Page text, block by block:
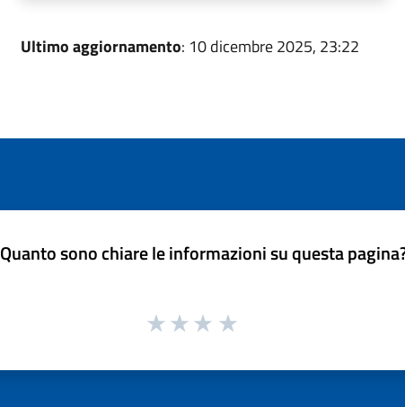
Ultimo aggiornamento: 10 dicembre 2025, 23:22
Quanto sono chiare le informazioni su questa